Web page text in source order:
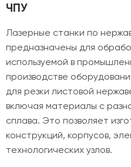
ЧПУ
Лазерные станки по
предназначены для
используемой в
производстве
для резки листовой
включая материалы с
сплава. Это позволяет
конструкций, корпусов,
технологических узлов.